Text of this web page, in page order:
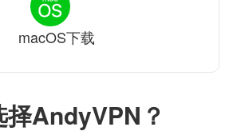
择AndyVPN？
macOS下载